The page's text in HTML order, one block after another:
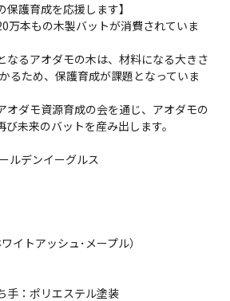
保護育成を応援します】
万本もの木製バットが消費されていま
なるアオダモの木は、材料になる大きさ
るため、保護育成が課題となっていま
オダモ資源育成の会を通じ、アオダモの
未来のバットを産み出します。
ルデンイーグルス
イトアッシュ･メープル）
手：ポリエステル塗装